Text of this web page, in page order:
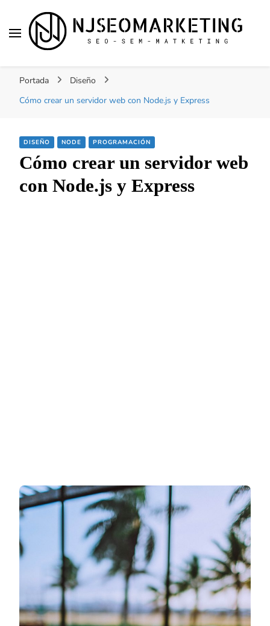
ACTUALIDAD
personal, desarrollo web, app, y lo que no te
imaginas…
Portada
Diseño
Cómo crear un servidor web con Node.js y Express
DISEÑO NODE PROGRAMACIÓN
Cómo crear un servidor web
con Node.js y Express